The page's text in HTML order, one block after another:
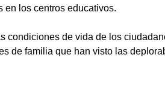
en los centros educativos.
condiciones de vida de los
de familia que han visto las